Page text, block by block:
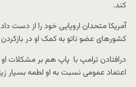
کند.
آمریکا متحدان اروپایی خود را از دست
کشورهای عضو ناتو به کمک او در
درافتادن ترامپ با پاپ هم بر مشکلات
اعتماد عمومی نسبت به او لطمه بسیار